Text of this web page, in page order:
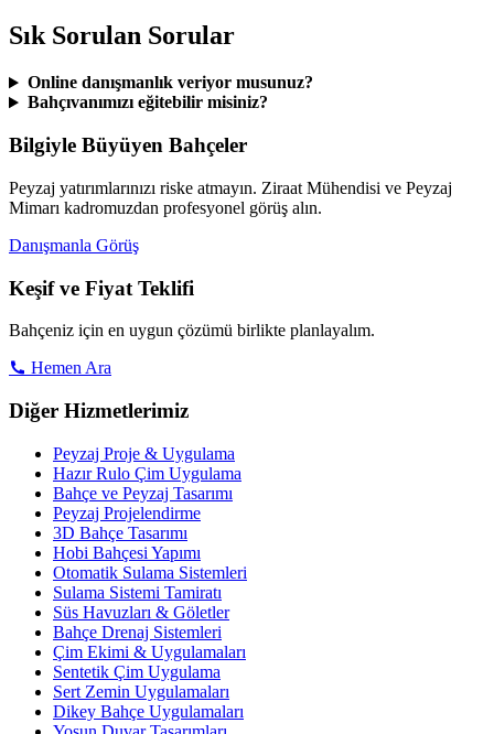
Sık Sorulan Sorular
Online danışmanlık veriyor musunuz?
Bahçıvanımızı eğitebilir misiniz?
Bilgiyle Büyüyen Bahçeler
Peyzaj yatırımlarınızı riske atmayın. Ziraat Mühendisi ve Peyzaj
Mimarı kadromuzdan profesyonel görüş alın.
Danışmanla Görüş
Keşif ve Fiyat Teklifi
Bahçeniz için en uygun çözümü birlikte planlayalım.
Hemen Ara
Diğer Hizmetlerimiz
Peyzaj Proje & Uygulama
Hazır Rulo Çim Uygulama
Bahçe ve Peyzaj Tasarımı
Peyzaj Projelendirme
3D Bahçe Tasarımı
Hobi Bahçesi Yapımı
Otomatik Sulama Sistemleri
Sulama Sistemi Tamiratı
Süs Havuzları & Göletler
Bahçe Drenaj Sistemleri
Çim Ekimi & Uygulamaları
Sentetik Çim Uygulama
Sert Zemin Uygulamaları
Dikey Bahçe Uygulamaları